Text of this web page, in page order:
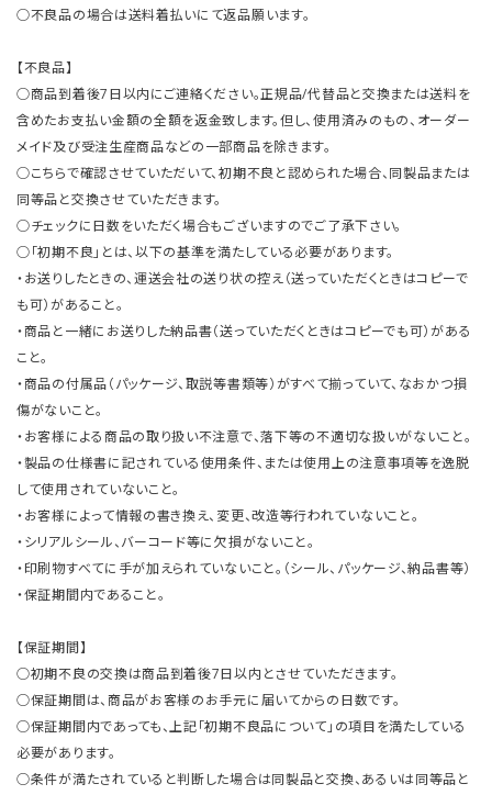
○不良品の場合は送料着払いにて返品願います。
【不良品】
○商品到着後7日以内にご連絡ください。正規品/代替品と交換または送料を
含めたお支払い金額の全額を返金致します。但し、使用済みのもの、オーダー
メイド及び受注生産商品などの一部商品を除きます。
○こちらで確認させていただいて、初期不良と認められた場合、同製品または
同等品と交換させていただきます。
○チェックに日数をいただく場合もございますのでご了承下さい。
○「初期不良」とは、以下の基準を満たしている必要があります。
・お送りしたときの、運送会社の送り状の控え（送っていただくときはコピーで
も可）があること。
・商品と一緒にお送りした納品書（送っていただくときはコピーでも可）がある
こと。
・商品の付属品（パッケージ、取説等書類等）がすべて揃っていて、なおかつ損
傷がないこと。
・お客様による商品の取り扱い不注意で、落下等の不適切な扱いがないこと。
・製品の仕様書に記されている使用条件、または使用上の注意事項等を逸脱
して使用されていないこと。
・お客様によって情報の書き換え、変更、改造等行われていないこと。
・シリアルシール、バーコード等に欠損がないこと。
・印刷物すべてに手が加えられていないこと。（シール、パッケージ、納品書等）
・保証期間内であること。
【保証期間】
○初期不良の交換は商品到着後7日以内とさせていただきます。
○保証期間は、商品がお客様のお手元に届いてからの日数です。
○保証期間内であっても、上記「初期不良品について」の項目を満たしている
必要があります。
○条件が満たされていると判断した場合は同製品と交換、あるいは同等品と